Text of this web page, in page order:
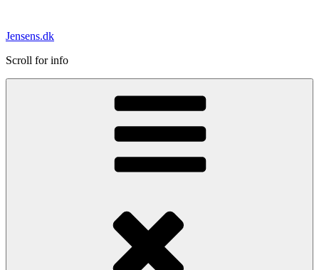
indhold
Jensens.dk
Scroll for info